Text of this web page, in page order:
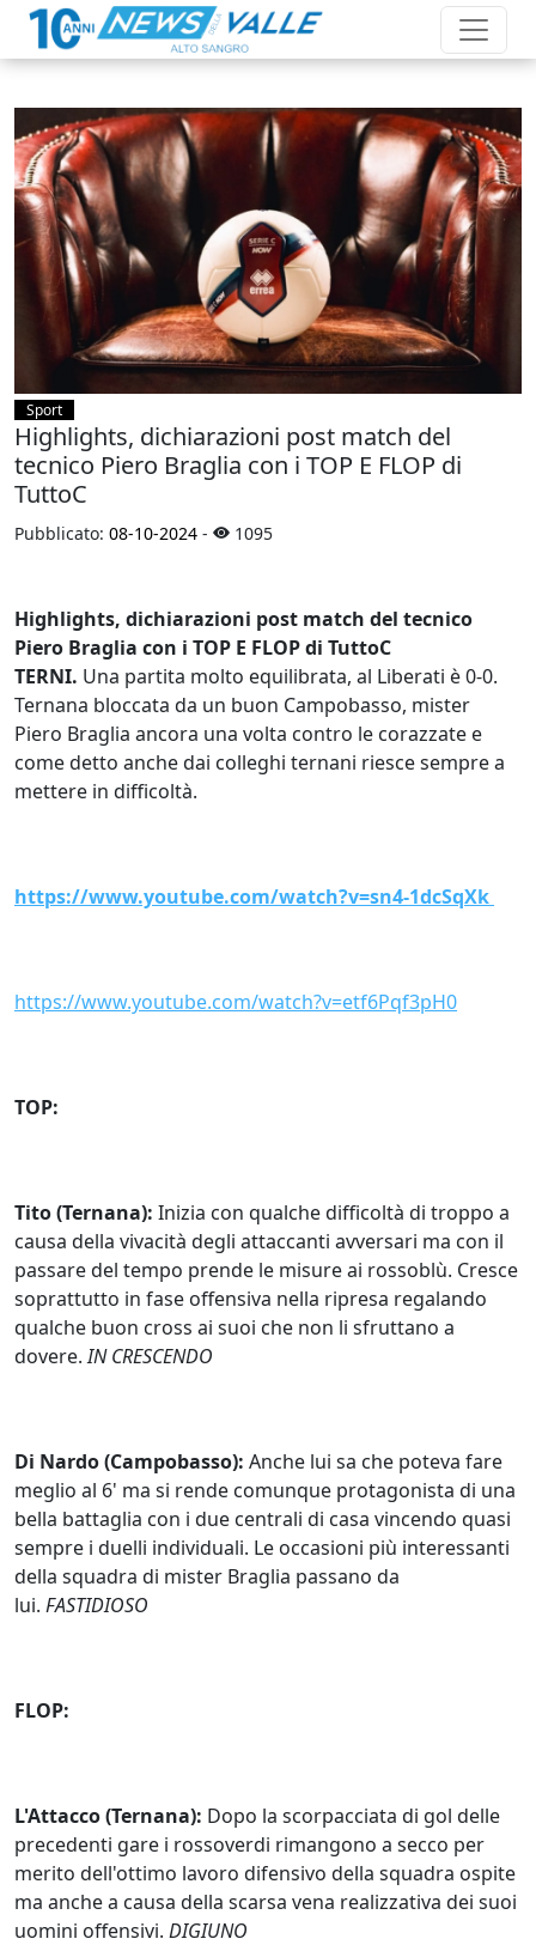
Sport
Highlights, dichiarazioni post match del
tecnico Piero Braglia con i TOP E FLOP di
TuttoC
Pubblicato: 08-10-2024 - 1095
Highlights, dichiarazioni post match del tecnico
Piero Braglia con i TOP E FLOP di TuttoC
TERNI. Una partita molto equilibrata, al Liberati è 0-0.
Ternana bloccata da un buon Campobasso, mister
Piero Braglia ancora una volta contro le corazzate e
come detto anche dai colleghi ternani riesce sempre a
mettere in difficoltà.
https://www.youtube.com/watch?v=sn4-1dcSqXk
https://www.youtube.com/watch?v=etf6Pqf3pH0
TOP:
Tito (Ternana): Inizia con qualche difficoltà di troppo a
causa della vivacità degli attaccanti avversari ma con il
passare del tempo prende le misure ai rossoblù. Cresce
soprattutto in fase offensiva nella ripresa regalando
qualche buon cross ai suoi che non li sfruttano a
dovere.IN CRESCENDO
Di Nardo (Campobasso): Anche lui sa che poteva fare
meglio al 6' ma si rende comunque protagonista di una
bella battaglia con i due centrali di casa vincendo quasi
sempre i duelli individuali. Le occasioni più interessanti
della squadra di mister Braglia passano da
lui. FASTIDIOSO
FLOP:
L'Attacco (Ternana): Dopo la scorpacciata di gol delle
precedenti gare i rossoverdi rimangono a secco per
merito dell'ottimo lavoro difensivo della squadra ospite
ma anche a causa della scarsa vena realizzativa dei suoi
uomini offensivi. DIGIUNO